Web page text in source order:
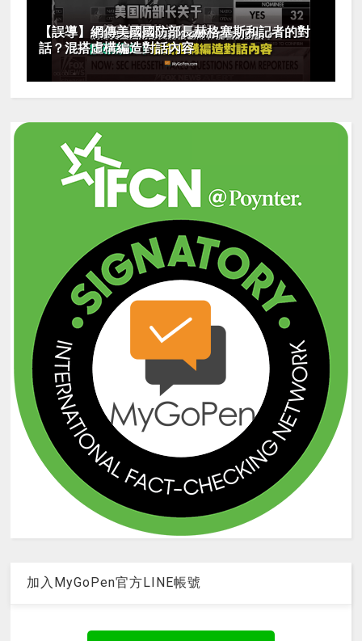
【誤導】網傳美國國防部長赫格塞斯和記者的對
話？混搭虛構編造對話內容
加入MyGoPen官方LINE帳號